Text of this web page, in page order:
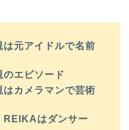
元アイドルで名前
のエピソード
カメラマンで芸術
REIKAはダンサー